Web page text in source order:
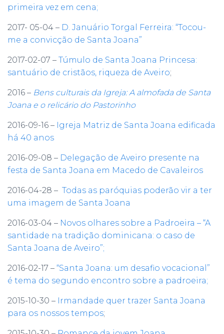
primeira vez em cena;
2017- 05-04 – D. Januário Torgal Ferreira: “Tocou-
me a convicção de Santa Joana”
2017-02-07 – Túmulo de Santa Joana Princesa:
santuário de cristãos, riqueza de Aveiro;
2016 – Bens culturais da Igreja: A almofada de Santa
Joana e o relicário do Pastorinho
2016-09-16 – Igreja Matriz de Santa Joana edificada
há 40 anos
2016-09-08 – Delegação de Aveiro presente na
festa de Santa Joana em Macedo de Cavaleiros
2016-04-28 – Todas as paróquias poderão vir a ter
uma imagem de Santa Joana
2016-03-04 – Novos olhares sobre a Padroeira – “A
santidade na tradição dominicana: o caso de
Santa Joana de Aveiro”;
2016-02-17 – “Santa Joana: um desafio vocacional”
é tema do segundo encontro sobre a padroeira;
2015-10-30 – Irmandade quer trazer Santa Joana
para os nossos tempos;